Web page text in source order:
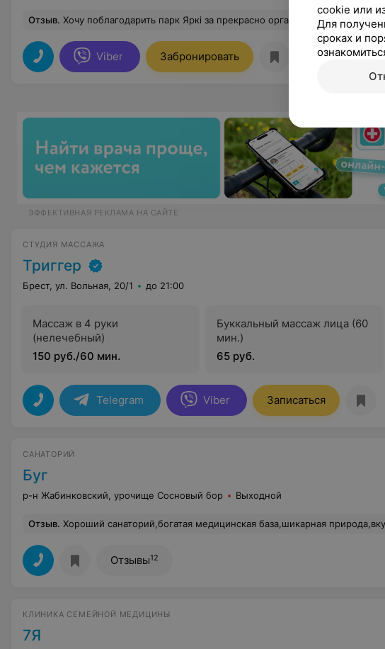
Отзыв. Хочу поблагодарить парк Яркі за прекрасно организованную свадьбу моей дочери! Красивейший шатер и территория вокруг. Кухня великолепная, понравилось всем гостям. Уровень обслуживания персонала на высоте! Молодоженам был в подарок предоставлен номер в этом отеле, огромный плюс и бонус! Рекомендую всем парк Яркі, это будет незабываемый праздник, как был у нас! Также молодоженам был подарен именной сертификат на
Viber Забронировать Отзывы2
ЭФФЕКТИВНАЯ РЕКЛАМА НА САЙТЕ
СТУДИЯ МАССАЖА
Триггер
Брест, ул. Вольная, 20/1 до 21:00
Массаж в 4 руки
(нелечебный)
150 руб./60 мин.
Буккальный массаж лица (60
мин.)
65 руб.
Telegram Viber Записаться
САНАТОРИЙ
Буг
р-н Жабинковский, урочище Сосновый бор Выходной
Отзыв. Хороший санаторий,богатая медицинская база,шикарная природа,вкусная еда и
Отзывы12
КЛИНИКА СЕМЕЙНОЙ МЕДИЦИНЫ
7Я
cookie или
Для
сроках и